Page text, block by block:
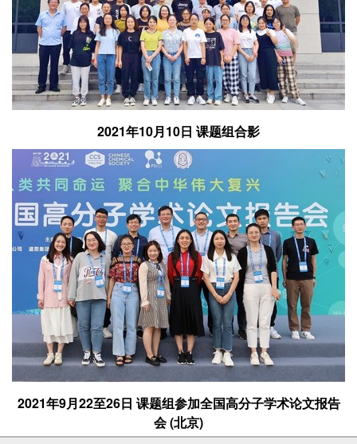
2021年10月10日 课题组合影
2021年9月22至26日 课题组参加全国高分子学术论文报告
会 (北京)